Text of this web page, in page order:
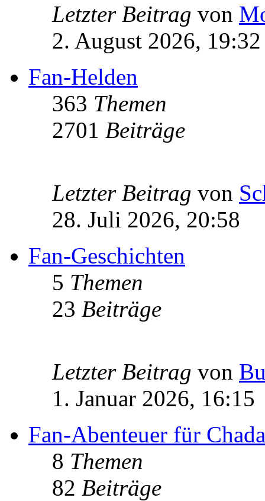
Letzter Beitrag von
2. August 2026, 19:32
Fan-Helden
363 Themen
2701 Beiträge
Letzter Beitrag von
28. Juli 2026, 20:58
Fan-Geschichten
5 Themen
23 Beiträge
Letzter Beitrag von
1. Januar 2026, 16:15
Fan-Abenteuer für
8 Themen
82 Beiträge